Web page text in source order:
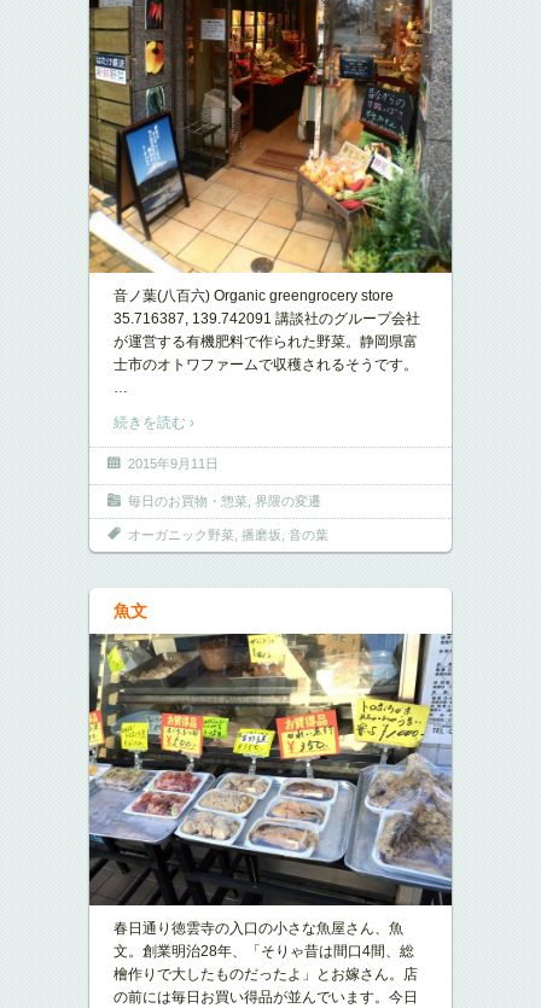
音ノ葉(八百六) Organic greengrocery store
35.716387, 139.742091 講談社のグループ会社
が運営する有機肥料で作られた野菜。静岡県富
士市のオトワファームで収穫されるそうです。
…
続きを読む ›
2015年9月11日
毎日のお買物・惣菜 界隈の変遷
オーガニック野菜 播磨坂 音の葉
魚文
春日通り徳雲寺の入口の小さな魚屋さん、魚
文。創業明治28年、「そりゃ昔は間口4間、総
檜作りで大したものだったよ」とお嫁さん。店
の前には毎日お買い得品が並んでいます。今日